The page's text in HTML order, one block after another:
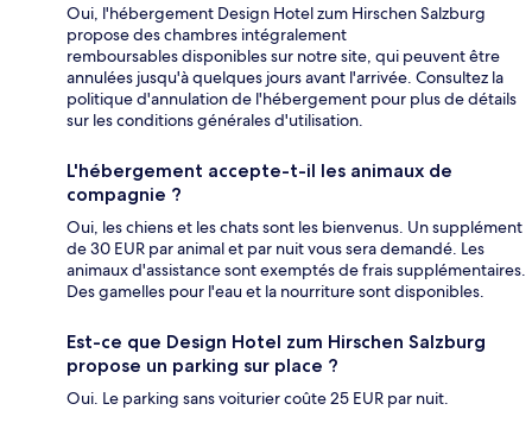
Oui, l'hébergement Design Hotel zum Hirschen Salzburg
propose des chambres intégralement
remboursables disponibles sur notre site, qui peuvent être
annulées jusqu'à quelques jours avant l'arrivée. Consultez la
politique d'annulation de l'hébergement pour plus de détails
sur les conditions générales d'utilisation.
L'hébergement accepte-t-il les animaux de
compagnie ?
Oui, les chiens et les chats sont les bienvenus. Un supplément
de 30 EUR par animal et par nuit vous sera demandé. Les
animaux d'assistance sont exemptés de frais supplémentaires.
Des gamelles pour l'eau et la nourriture sont disponibles.
Est-ce que Design Hotel zum Hirschen Salzburg
propose un parking sur place ?
Oui. Le parking sans voiturier coûte 25 EUR par nuit.